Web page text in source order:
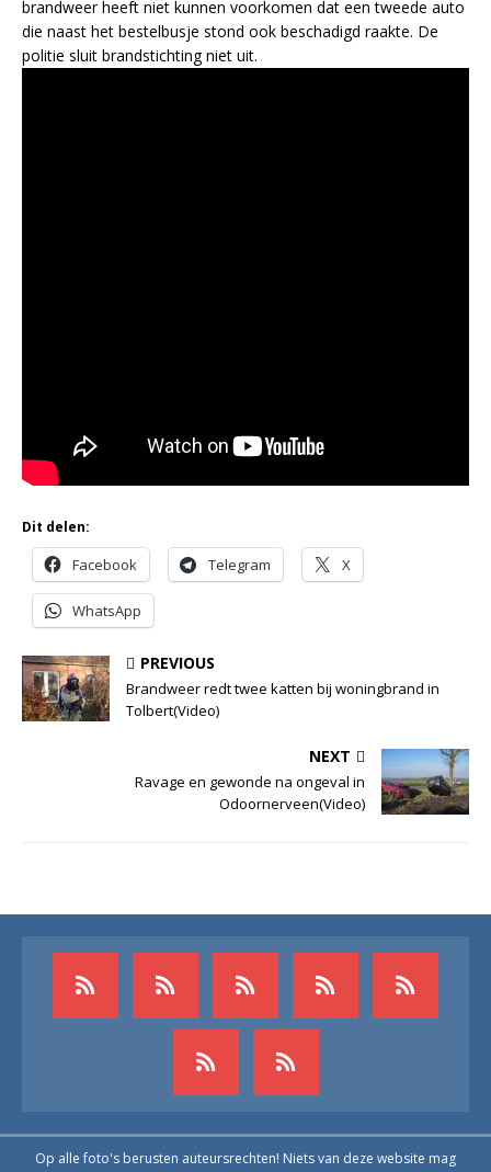
brandweer heeft niet kunnen voorkomen dat een tweede auto
die naast het bestelbusje stond ook beschadigd raakte. De
politie sluit brandstichting niet uit.
Dit delen:
Facebook Telegram X
WhatsApp
PREVIOUS
Brandweer redt twee katten bij woningbrand in
Tolbert(Video)
NEXT
Ravage en gewonde na ongeval in
Odoornerveen(Video)
Op alle foto's berusten auteursrechten! Niets van deze website mag